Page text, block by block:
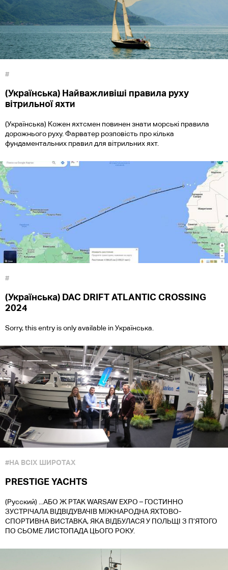
#
(Українська) Найважливіші правила руху
вітрильної яхти
(Українська) Кожен яхтсмен повинен знати морські правила
дорожнього руху. Фарватер розповість про кілька
фундаментальних правил для вітрильних яхт.
#
(Українська) DAC DRIFT ATLANTIC CROSSING
2024
Sorry, this entry is only available in Українська.
#НА ВСІХ ШИРОТАХ
PRESTIGE YACHTS
(Русский) ...АБО Ж PTAK WARSAW EXPO – ГОСТИННО
ЗУСТРІЧАЛА ВІДВІДУВАЧІВ МІЖНАРОДНА ЯХТОВО-
СПОРТИВНА ВИСТАВКА, ЯКА ВІДБУЛАСЯ У ПОЛЬЩІ З П’ЯТОГО
ПО СЬОМЕ ЛИСТОПАДА ЦЬОГО РОКУ.